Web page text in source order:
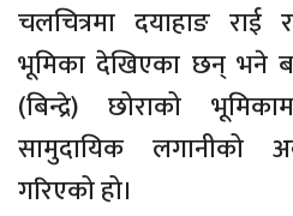
चलचित्रमा दयाहाङ राई
भूमिका देखिएका छन् भने
(बिन्द्रे) छोराको
सामुदायिक लगानीको
गरिएको हो।